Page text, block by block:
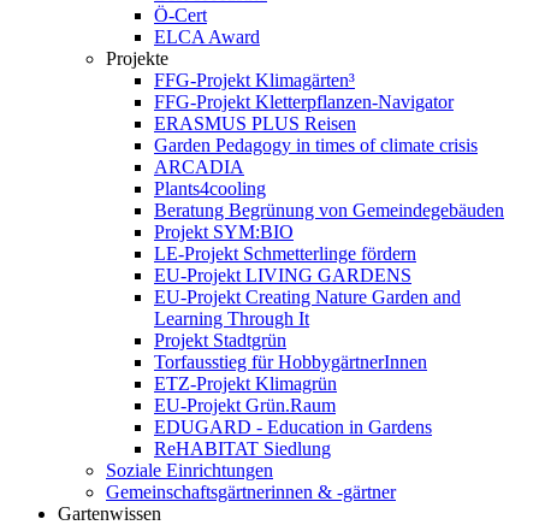
Ö-Cert
ELCA Award
Projekte
FFG-Projekt Klimagärten³
FFG-Projekt Kletterpflanzen-Navigator
ERASMUS PLUS Reisen
Garden Pedagogy in times of climate crisis
ARCADIA
Plants4cooling
Beratung Begrünung von Gemeindegebäuden
Projekt SYM:BIO
LE-Projekt Schmetterlinge fördern
EU-Projekt LIVING GARDENS
EU-Projekt Creating Nature Garden and
Learning Through It
Projekt Stadtgrün
Torfausstieg für HobbygärtnerInnen
ETZ-Projekt Klimagrün
EU-Projekt Grün.Raum
EDUGARD - Education in Gardens
ReHABITAT Siedlung
Soziale Einrichtungen
Gemeinschaftsgärtnerinnen & -gärtner
Gartenwissen